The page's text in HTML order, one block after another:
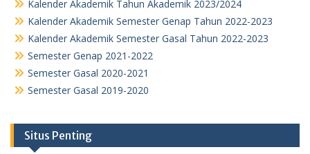
Kalender Akademik Tahun Akademik 2023/2024
Kalender Akademik Semester Genap Tahun 2022-2023
Kalender Akademik Semester Gasal Tahun 2022-2023
Semester Genap 2021-2022
Semester Gasal 2020-2021
Semester Gasal 2019-2020
Situs Penting